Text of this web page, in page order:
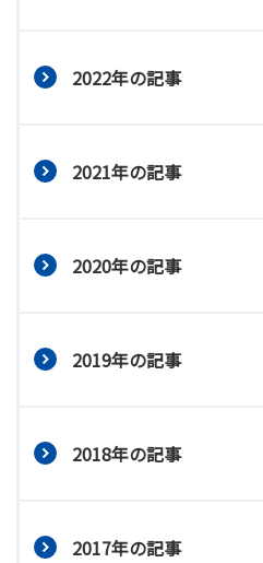
2022年の記事
2021年の記事
2020年の記事
2019年の記事
2018年の記事
2017年の記事